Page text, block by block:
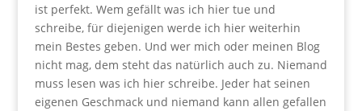
ist perfekt. Wem gefällt was ich hier tue und
schreibe, für diejenigen werde ich hier weiterhin
mein Bestes geben. Und wer mich oder meinen Blog
nicht mag, dem steht das natürlich auch zu. Niemand
muss lesen was ich hier schreibe. Jeder hat seinen
eigenen Geschmack und niemand kann allen gefallen